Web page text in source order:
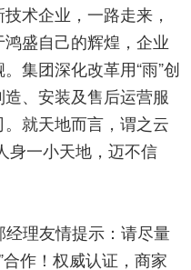
术企业，一路走来，
盛自己的辉煌，企业
集团深化改革用“雨”创
、安装及售后运营服
就天地而言，谓之云
身一小天地，迈不信
理友情提示：请尽量
合作！权威认证，商家